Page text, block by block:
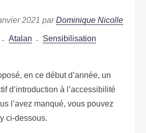
2021 parDominique Nicolle
Atalan
Sensibilisation
en ce début d’année, un
d’introduction à l’accessibilité
l’avez manqué, vous pouvez
ci-dessous.